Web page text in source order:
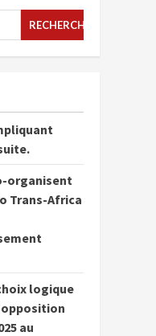
RECHERCHER
organisent
Trans-Africa
logique
au